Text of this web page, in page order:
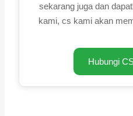
sekarang juga dan
kami, cs kami akan
Hubungi